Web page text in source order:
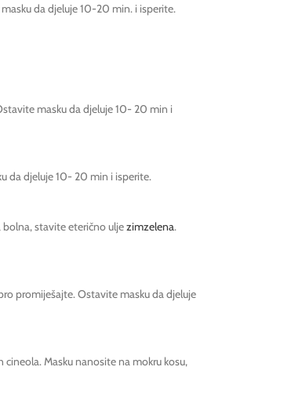
da djeluje 10-20 min. i isperite.
masku da djeluje 10- 20 min i
da djeluje 10- 20 min i isperite.
bolna, stavite eterično uljezimzelena.
promiješajte. Ostavite masku da djeluje
Masku nanosite na mokru kosu,